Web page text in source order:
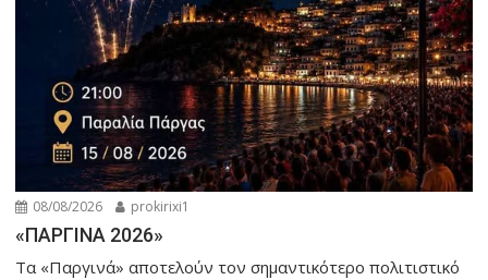
08/08/2026 prokirixi1
«ΠΑΡΓΙΝΑ 2026»
Τα «Παργινά» αποτελούν τον σημαντικότερο πολιτιστικό